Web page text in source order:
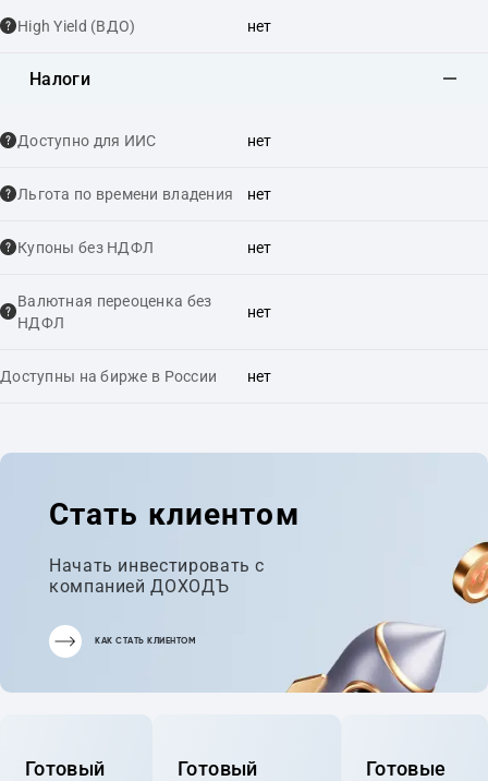
High Yield (ВДО) нет
Налоги
Доступно для ИИС нет
Льгота по времени владения нет
Купоны без НДФЛ нет
Валютная переоценка без
НДФЛ
нет
Доступны на бирже в России нет
Стать клиентом
Начать инвестировать с
компанией ДОХОДЪ
КАК СТАТЬ КЛИЕНТОМ
Готовый
Готовый
Готовые